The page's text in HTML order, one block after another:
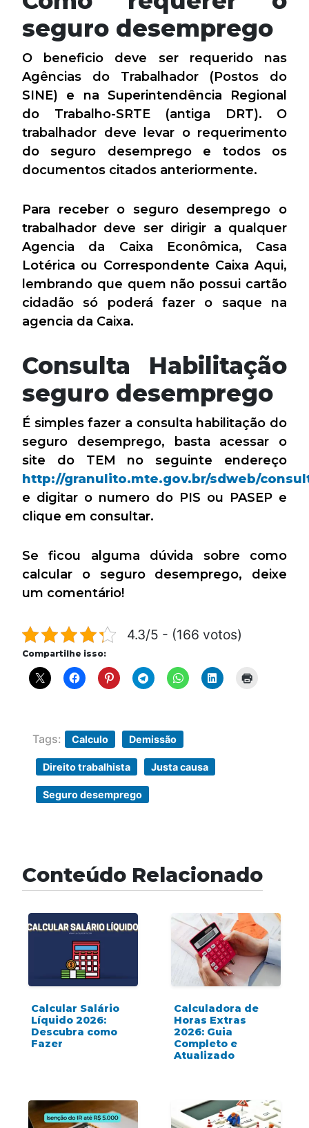
seguro desemprego
O beneficio deve ser requerido nas
Agências do Trabalhador (Postos do
SINE) e na Superintendência Regional
do Trabalho-SRTE (antiga DRT). O
trabalhador deve levar o requerimento
do seguro desemprego e todos os
documentos citados anteriormente.
Para receber o seguro desemprego o
trabalhador deve ser dirigir a qualquer
Agencia da Caixa Econômica, Casa
Lotérica ou Correspondente Caixa Aqui,
lembrando que quem não possui cartão
cidadão só poderá fazer o saque na
agencia da Caixa.
Consulta Habilitação
seguro desemprego
É simples fazer a consulta habilitação do
seguro desemprego, basta acessar o
site do TEM no seguinte endereço
http://granulito.mte.gov.br/sdweb/
e digitar o numero do PIS ou PASEP e
clique em consultar.
Se ficou alguma dúvida sobre como
calcular o seguro desemprego, deixe
um comentário!
4.3/5 - (166 votos)
Compartilhe isso:
Tags: Calculo Demissão
Direito trabalhista Justa causa
Seguro desemprego
Conteúdo Relacionado
Calcular Salário
Líquido 2026:
Descubra como
Fazer
Calculadora de
Horas Extras
2026: Guia
Completo e
Atualizado